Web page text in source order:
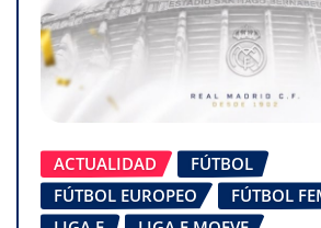
ACTUALIDAD
FÚTBOL
FÚTBOL EUROPEO
FÚTBOL